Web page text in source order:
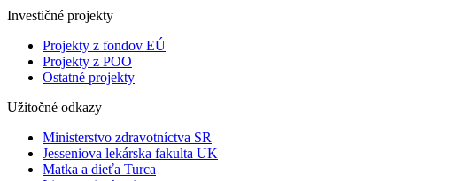
Investičné projekty
Projekty z fondov EÚ
Projekty z POO
Ostatné projekty
Užitočné odkazy
Ministerstvo zdravotníctva SR
Jesseniova lekárska fakulta UK
Matka a dieťa Turca